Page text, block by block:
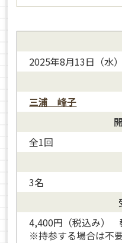
2025年8月13日（水
三浦 峰子
全1回
3名
4,400円（税込み）
※持参する場合は不